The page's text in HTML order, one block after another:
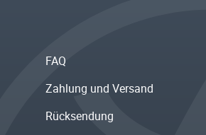
FAQ
Zahlung und Versand
Rücksendung